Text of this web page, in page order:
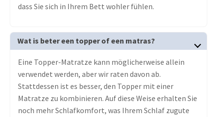
dass Sie sich in Ihrem Bett wohler fühlen.
Wat is beter een topper of een matras?
Eine Topper-Matratze kann möglicherweise allein
verwendet werden, aber wir raten davon ab.
Stattdessen ist es besser, den Topper mit einer
Matratze zu kombinieren. Auf diese Weise erhalten Sie
noch mehr Schlafkomfort, was Ihrem Schlaf zugute